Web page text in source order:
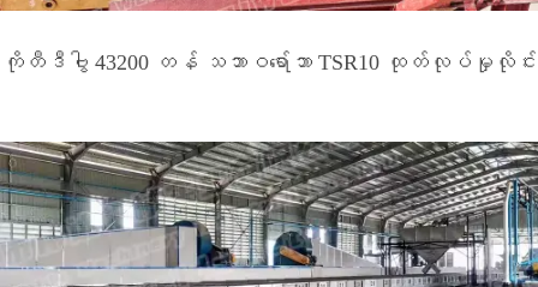
ကိုတီဒီဗွါ 43200 တန် သဘာဝရော်ဘာ TSR10 ထုတ်လုပ်မှုလိုင်း